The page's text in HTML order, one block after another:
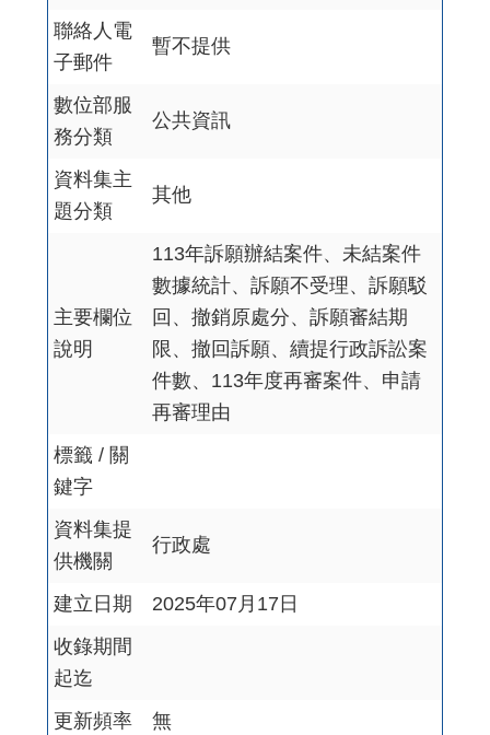
聯絡人電
子郵件
暫不提供
數位部服
務分類
公共資訊
資料集主
題分類
其他
主要欄位
說明
113年訴願辦結案件、未結案件
數據統計、訴願不受理、訴願駁
回、撤銷原處分、訴願審結期
限、撤回訴願、續提行政訴訟案
件數、113年度再審案件、申請
再審理由
標籤 / 關
鍵字
資料集提
供機關
行政處
建立日期
2025年07月17日
收錄期間
起迄
更新頻率
無